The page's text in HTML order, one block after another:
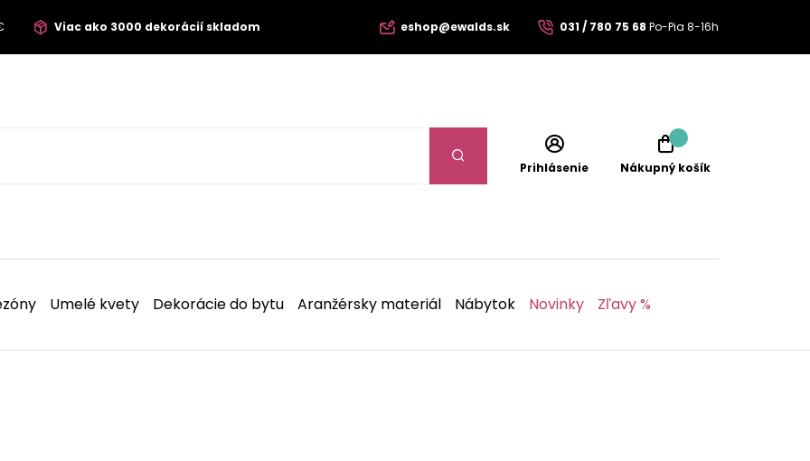
Viac ako 3000 dekorácií skladom eshop@ewalds.sk 031 / 780 75 68 Po-Pia 8-16h
Prihlásenie Nákupný košík
Umelé kvety Dekorácie do bytu Aranžérsky materiál Nábytok Novinky Zľavy %